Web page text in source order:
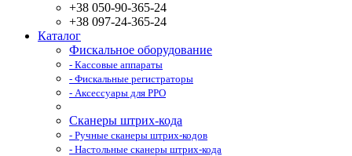
+38 050-90-365-24
+38 097-24-365-24
Каталог
Фискальное оборудование
- Кассовые аппараты
- Фискальные регистраторы
- Аксессуары для РРО
Сканеры штрих-кода
- Ручные сканеры штрих-кодов
- Настольные сканеры штрих-кода